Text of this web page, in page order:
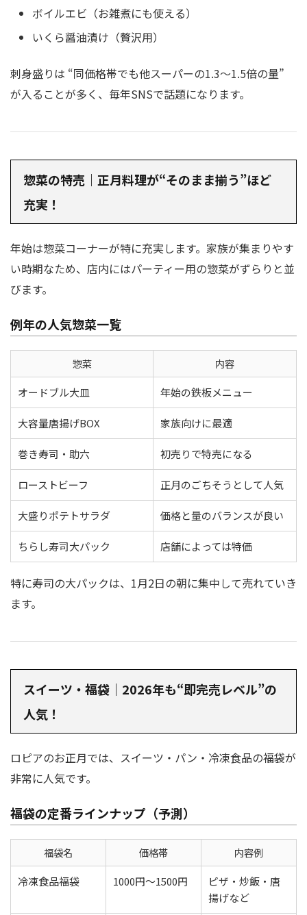
ボイルエビ（お雑煮にも使える）
いくら醤油漬け（贅沢用）
刺身盛りは “同価格帯でも他スーパーの1.3〜1.5倍の量”
が入ることが多く、毎年SNSで話題になります。
惣菜の特売｜正月料理が“そのまま揃う”ほど
充実！
年始は惣菜コーナーが特に充実します。家族が集まりやす
い時期なため、店内にはパーティー用の惣菜がずらりと並
びます。
例年の人気惣菜一覧
惣菜
内容
オードブル大皿
年始の鉄板メニュー
大容量唐揚げBOX 家族向けに最適
巻き寿司・助六 初売りで特売になる
ローストビーフ 正月のごちそうとして人気
大盛りポテトサラダ 価格と量のバランスが良い
ちらし寿司大パック 店舗によっては特価
特に寿司の大パックは、1月2日の朝に集中して売れていき
ます。
スイーツ・福袋｜2026年も“即完売レベル”の
人気！
ロピアのお正月では、スイーツ・パン・冷凍食品の福袋が
非常に人気です。
福袋の定番ラインナップ（予測）
福袋名 価格帯
内容例
冷凍食品福袋
1000円〜1500円
ピザ・炒飯・唐
揚げなど